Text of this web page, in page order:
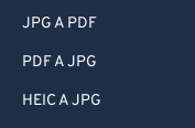
JPG A PDF
PDF A JPG
HEIC A JPG